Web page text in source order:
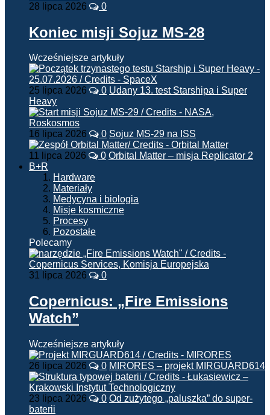
28 lipca 2026 0
Koniec misji Sojuz MS-28
Wcześniejsze artykuły
25 lipca 2026 0 Udany 13. test Starshipa i Super
Heavy
16 lipca 2026 0 Sojuz MS-29 na ISS
11 lipca 2026 0 Orbital Matter – misja Replicator 2
B+R
Hardware
Materiały
Medycyna i biologia
Misje kosmiczne
Procesy
Pozostałe
Polecamy
31 lipca 2026 0
Copernicus: „Fire Emissions
Watch”
Wcześniejsze artykuły
26 lipca 2026 0 MIRORES – projekt MIRGUARD614
23 lipca 2026 0 Od zużytego „paluszka” do super-
baterii